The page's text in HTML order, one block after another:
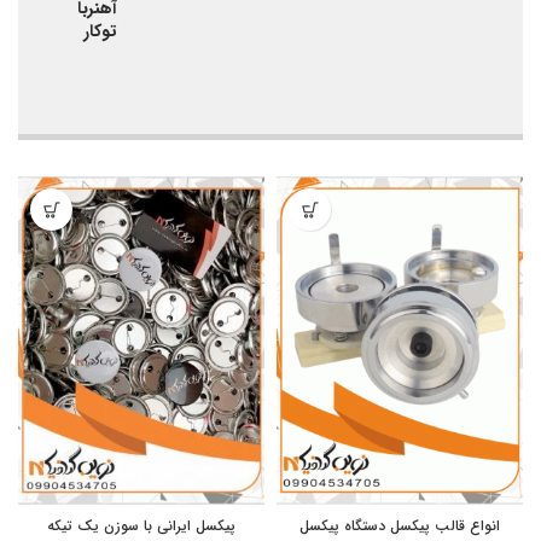
آهنربا
توکار
انواع قالب پیکسل دستگاه پیکسل پیکسل ایرانی با سوزن یک تیکه